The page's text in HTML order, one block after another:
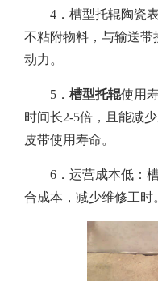
4．槽型托辊陶瓷
不粘附物料，与输送
动力。
5． 槽型托辊使用
时间长2-5倍，且能减
皮带使用寿命。
6．运营成本低：
合成本，减少维修工时